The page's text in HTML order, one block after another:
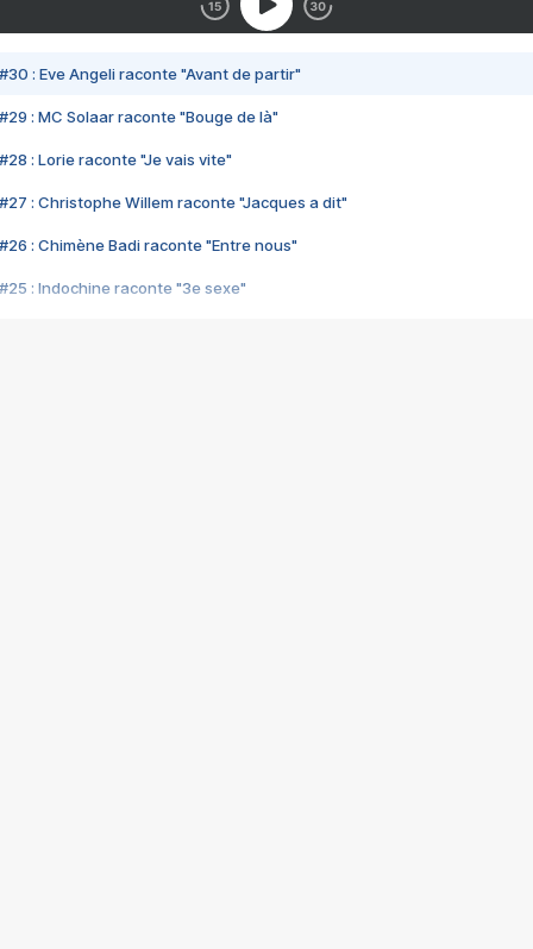
#30 : Eve Angeli raconte "Avant de partir"
#29 : MC Solaar raconte "Bouge de là"
#28 : Lorie raconte "Je vais vite"
#27 : Christophe Willem raconte "Jacques a dit"
#26 : Chimène Badi raconte "Entre nous"
#25 : Indochine raconte "3e sexe"